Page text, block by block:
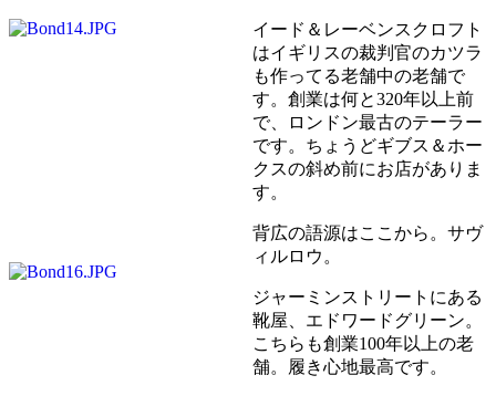
イード＆レーベンスクロフト
はイギリスの裁判官のカツラ
も作ってる老舗中の老舗で
す。創業は何と320年以上前
で、ロンドン最古のテーラー
です。ちょうどギブス＆ホー
クスの斜め前にお店がありま
す。
背広の語源はここから。サヴ
ィルロウ。
ジャーミンストリートにある
靴屋、エドワードグリーン。
こちらも創業100年以上の老
舗。履き心地最高です。